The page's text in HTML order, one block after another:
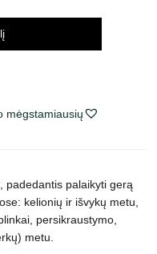
mėgstamiausių
padedantis palaikyti gerą
kelionių ir išvykų metu,
persikraustymo,
metu.